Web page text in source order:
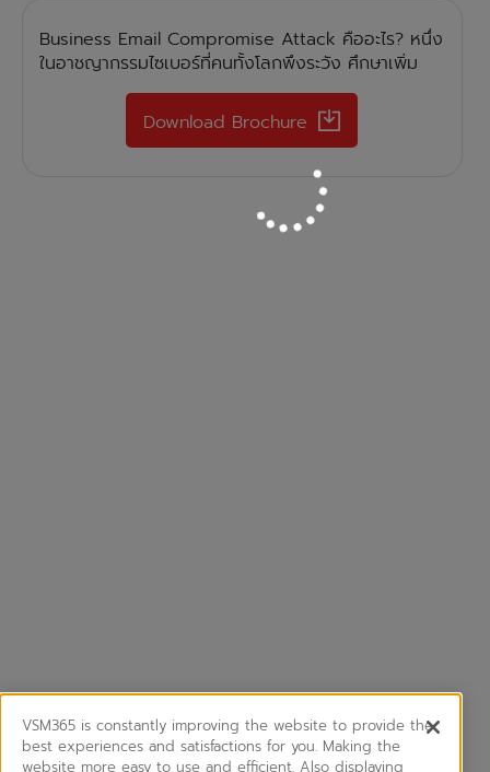
Business Email Compromise Attack คืออะไร? หนึ่ง
ในอาชญากรรมไซเบอร์ที่คนทั้งโลกพึงระวัง ศึกษาเพิ่ม
Download Brochure
VSM365 is constantly improving the website to provide the
best experiences and satisfactions for you. Making the
website more easy to use and efficient. Also displaying